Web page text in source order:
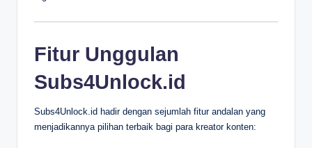
Fitur Unggulan
Subs4Unlock.id
Subs4Unlock.id hadir dengan sejumlah fitur andalan yang
menjadikannya pilihan terbaik bagi para kreator konten: